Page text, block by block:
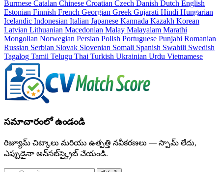
Burmese Catalan Chinese Croatian Czech Danish Dutch English
Estonian Finnish French Georgian Greek Gujarati Hindi Hungarian
Icelandic Indonesian Italian Japanese Kannada Kazakh Korean
Latvian Lithuanian Macedonian Malay Malayalam Marathi
Mongolian Norwegian Persian Polish Portuguese Punjabi Romanian
Russian Serbian Slovak Slovenian Somali Spanish Swahili Swedish
Tagalog Tamil Telugu Thai Turkish Ukrainian Urdu Vietnamese
సమాచారంలో ఉండండి
రిజ్యూమ్ చిట్కాలు మరియు ఉత్పత్తి నవీకరణలు — స్పామ్ లేదు,
ఎప్పుడైనా అన్‌సబ్‌స్క్రైబ్ చేయండి.